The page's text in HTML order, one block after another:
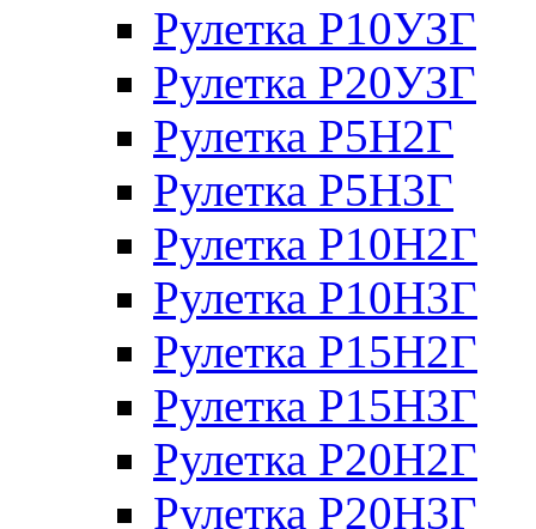
Рулетка Р10УЗГ
Рулетка Р20УЗГ
Рулетка Р5Н2Г
Рулетка Р5Н3Г
Рулетка Р10Н2Г
Рулетка Р10Н3Г
Рулетка Р15Н2Г
Рулетка Р15Н3Г
Рулетка Р20Н2Г
Рулетка Р20Н3Г